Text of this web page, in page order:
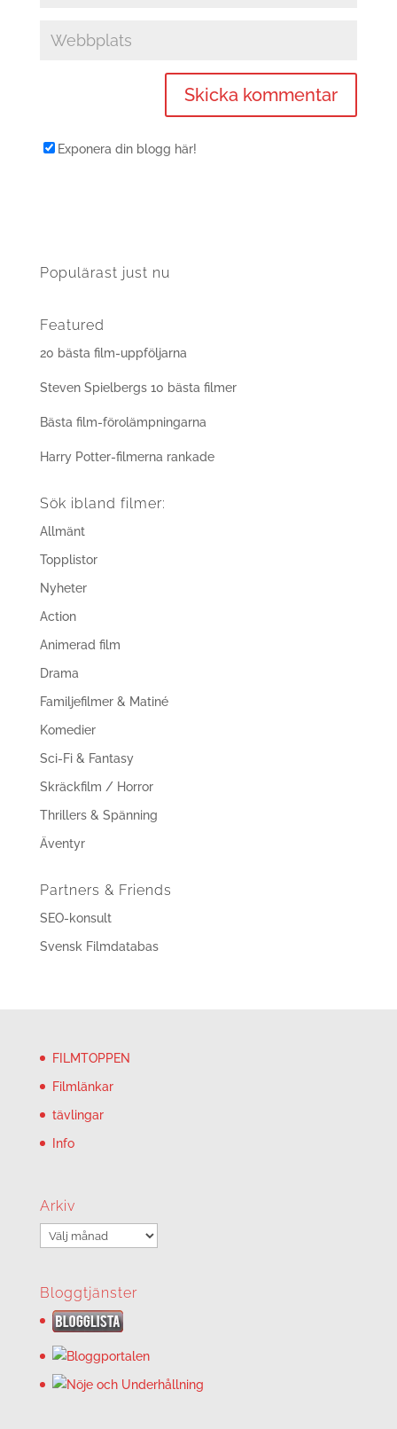
Exponera din blogg här!
Populärast just nu
Featured
20 bästa film-uppföljarna
Steven Spielbergs 10 bästa filmer
Bästa film-förolämpningarna
Harry Potter-filmerna rankade
Sök ibland filmer:
Allmänt
Topplistor
Nyheter
Action
Animerad film
Drama
Familjefilmer & Matiné
Komedier
Sci-Fi & Fantasy
Skräckfilm / Horror
Thrillers & Spänning
Äventyr
Partners & Friends
SEO-konsult
Svensk Filmdatabas
FILMTOPPEN
Filmlänkar
tävlingar
Info
Arkiv
Arkiv
Bloggtjänster